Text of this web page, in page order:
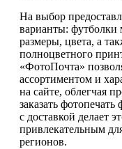
На выбор
варианты: футболки
размеры, цвета, а
полноцветного
«ФотоПочта»
ассортиментом и
на сайте, облегчая
заказать
с доставкой делает
привлекательным
регионов.